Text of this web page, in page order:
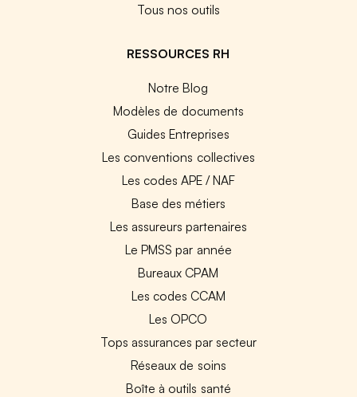
Tous nos outils
RESSOURCES RH
Notre Blog
Modèles de documents
Guides Entreprises
Les conventions collectives
Les codes APE / NAF
Base des métiers
Les assureurs partenaires
Le PMSS par année
Bureaux CPAM
Les codes CCAM
Les OPCO
Tops assurances par secteur
Réseaux de soins
Boîte à outils santé